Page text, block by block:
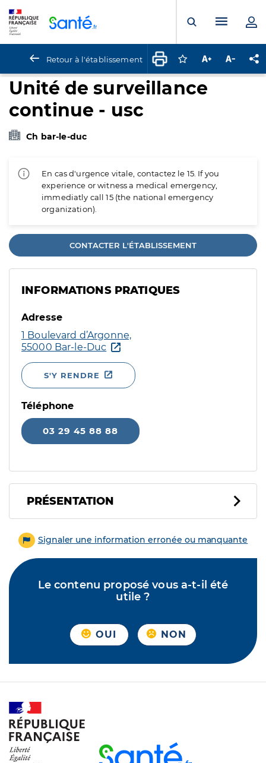
Ouvrir laMenu
Retour à l'établissement Connectez-vous
Augmenter la
Unité de surveillance
continue - usc
Ch bar-le-duc
En cas d'urgence vitale, contactez le 15. If you
experience or witness a medical emergency,
immediatly call 15 (the national emergency
organization).
CONTACTER L'ÉTABLISSEMENT
INFORMATIONS PRATIQUES
Adresse
1 Boulevard d’Argonne,
55000 Bar-le-Duc
S'Y RENDRE
Téléphone
03 29 45 88 88
PRÉSENTATION
Signaler une information erronée ou manquante
Le contenu proposé vous a-t-il été
utile ?
OUI NON